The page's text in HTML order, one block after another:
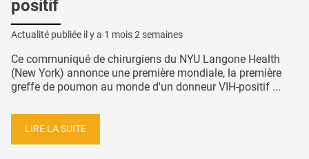
positif
Actualité publiée il y a 1 mois 2 semaines
Ce communiqué de chirurgiens du NYU Langone Health
(New York) annonce une première mondiale, la première
greffe de poumon au monde d'un donneur VIH-positif ...
LIRE LA SUITE